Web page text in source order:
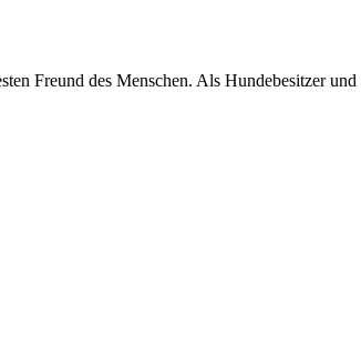
Freund des Menschen. Als Hundebesitzer